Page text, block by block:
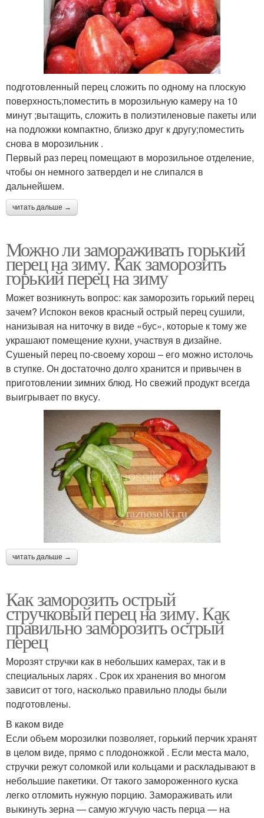
подготовленный перец сложить по одному на плоскую
поверхность;поместить в морозильную камеру на 10
минут ;вытащить, сложить в полиэтиленовые пакеты или
на подложки компактно, близко друг к другу;поместить
снова в морозильник .
Первый раз перец помещают в морозильное отделение,
чтобы он немного затвердел и не слипался в
дальнейшем.
читать дальше →
Можно ли замораживать горький
перец на зиму. Как заморозить
горький перец на зиму
Может возникнуть вопрос: как заморозить горький перец
зачем? Испокон веков красный острый перец сушили,
нанизывая на ниточку в виде «бус», которые к тому же
украшают помещение кухни, участвуя в дизайне.
Сушеный перец по-своему хорош – его можно истолочь
в ступке. Он достаточно долго хранится и привычен в
приготовлении зимних блюд. Но свежий продукт всегда
выигрывает по вкусу.
читать дальше →
Как заморозить острый
стручковый перец на зиму. Как
правильно заморозить острый
перец
Морозят стручки как в небольших камерах, так и в
специальных ларях . Срок их хранения во многом
зависит от того, насколько правильно плоды были
подготовлены.
В каком виде
Если объем морозилки позволяет, горький перчик хранят
в целом виде, прямо с плодоножкой . Если места мало,
стручки режут соломкой или кольцами и раскладывают в
небольшие пакетики. От такого замороженного куска
легко отломить нужную порцию. Замораживать или
выкинуть зерна — самую жгучую часть перца — на